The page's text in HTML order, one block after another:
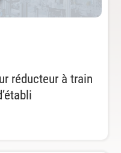
réducteur à train